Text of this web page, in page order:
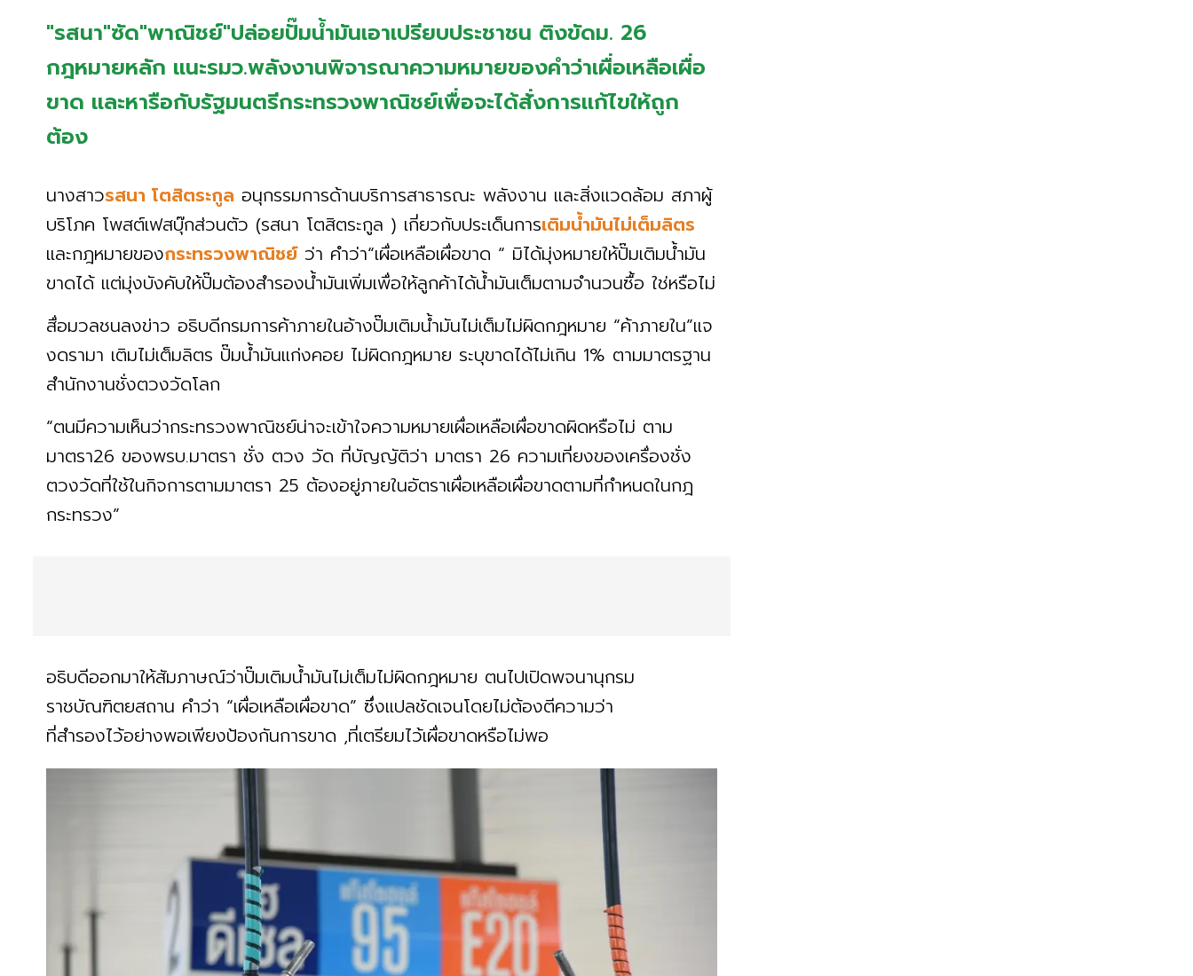
"รสนา"ซัด"พาณิชย์"ปล่อยปั๊มน้ำมันเอาเปรียบประชาชน ติงขัดม. 26
กฎหมายหลัก แนะรมว.พลังงานพิจารณาความหมายของคำว่าเผื่อเหลือเผื่อ
ขาด และหารือกับรัฐมนตรีกระทรวงพาณิชย์เพื่อจะได้สั่งการแก้ไขให้ถูก
ต้อง
นางสาวรสนา โตสิตระกูล อนุกรรมการด้านบริการสาธารณะ พลังงาน และสิ่งแวดล้อม สภาผู้
บริโภค โพสต์เฟสบุ๊กส่วนตัว (รสนา โตสิตระกูล ) เกี่ยวกับประเด็นการเติมน้ำมันไม่เต็มลิตร
และกฎหมายของกระทรวงพาณิชย์ว่า คำว่า“เผื่อเหลือเผื่อขาด “ มิได้มุ่งหมายให้ปั๊มเติมน้ำมัน
ขาดได้ แต่มุ่งบังคับให้ปั๊มต้องสำรองน้ำมันเพิ่มเพื่อให้ลูกค้าได้น้ำมันเต็มตามจำนวนซื้อ ใช่หรือไม่
สื่อมวลชนลงข่าว อธิบดีกรมการค้าภายในอ้างปั๊มเติมน้ำมันไม่เต็มไม่ผิดกฎหมาย “ค้าภายใน”แจ
งดรามา เติมไม่เต็มลิตร ปั๊มน้ำมันแก่งคอย ไม่ผิดกฎหมาย ระบุขาดได้ไม่เกิน 1% ตามมาตรฐาน
สำนักงานชั่งตวงวัดโลก
“ตนมีความเห็นว่ากระทรวงพาณิชย์น่าจะเข้าใจความหมายเผื่อเหลือเผื่อขาดผิดหรือไม่ ตาม
มาตรา26 ของพรบ.มาตรา ชั่ง ตวง วัด ที่บัญญัติว่า มาตรา 26 ความเที่ยงของเครื่องชั่ง
ตวงวัดที่ใช้ในกิจการตามมาตรา 25 ต้องอยู่ภายในอัตราเผื่อเหลือเผื่อขาดตามที่กําหนดในกฎ
กระทรวง”
อธิบดีออกมาให้สัมภาษณ์ว่าปั๊มเติมน้ำมันไม่เต็มไม่ผิดกฎหมาย ตนไปเปิดพจนานุกรม
ราชบัณฑิตยสถาน คำว่า “เผื่อเหลือเผื่อขาด” ซึ่งแปลชัดเจนโดยไม่ต้องตีความว่า
ที่สำรองไว้อย่างพอเพียงป้องกันการขาด ,ที่เตรียมไว้เผื่อขาดหรือไม่พอ